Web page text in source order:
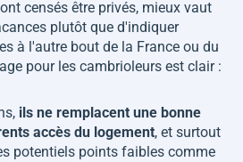
censés être privés, mieux vaut
plutôt que d'indiquer
à l'autre bout de la France ou du
pour les cambrioleurs est clair :
ils ne remplacent une bonne
accès du logement, et surtout
potentiels points faibles comme